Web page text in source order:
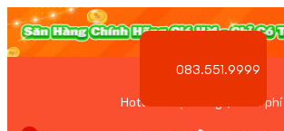
Hotline Đặt hàng ( Miễn phí
083.551.9999